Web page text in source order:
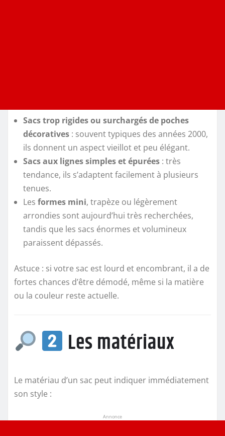
Sacs trop rigides ou surchargés de poches
décoratives : souvent typiques des années 2000,
ils donnent un aspect vieillot et peu élégant.
Sacs aux lignes simples et épurées : très
tendance, ils s’adaptent facilement à plusieurs
tenues.
Les formes mini, trapèze ou légèrement
arrondies sont aujourd’hui très recherchées,
tandis que les sacs énormes et volumineux
paraissent dépassés.
Astuce : si votre sac est lourd et encombrant, il a de
fortes chances d’être démodé, même si la matière
ou la couleur reste actuelle.
Les matériaux
Le matériau d’un sac peut indiquer immédiatement
son style :
Annonce